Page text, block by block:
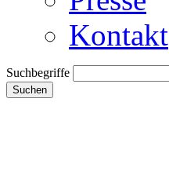
Kontakt
Suchbegriffe
Suchen